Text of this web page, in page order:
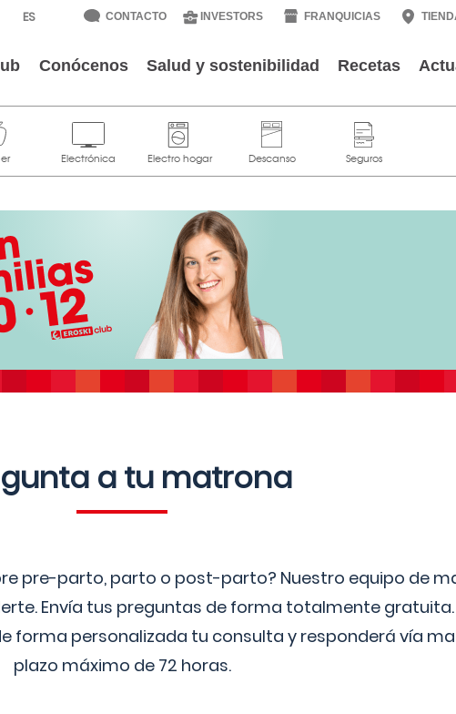
CONTACTO INVESTORS FRANQUICIAS
Conócenos Salud y sostenibilidad Recetas
a tu matrona
pre-parto, parto o post-parto? Nuestro equipo de
Envía tus preguntas de forma totalmente gratuita.
forma personalizada tu consulta y responderá vía
plazo máximo de 72 horas.